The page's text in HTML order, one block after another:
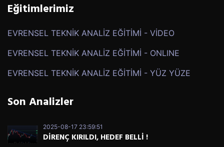
Eğitimlerimiz
EVRENSEL TEKNİK ANALİZ EĞİTİMİ - VİDEO
EVRENSEL TEKNİK ANALİZ EĞİTİMİ - ONLINE
EVRENSEL TEKNİK ANALİZ EĞİTİMİ - YÜZ YÜZE
Son Analizler
2025-08-17 23:59:51
DİRENÇ KIRILDI, HEDEF BELLİ !